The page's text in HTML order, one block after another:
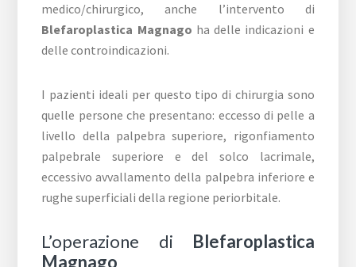
medico/chirurgico, anche l’intervento di
Blefaroplastica Magnago ha delle indicazioni e
delle controindicazioni.
I pazienti ideali per questo tipo di chirurgia sono
quelle persone che presentano: eccesso di pelle a
livello della palpebra superiore, rigonfiamento
palpebrale superiore e del solco lacrimale,
eccessivo avvallamento della palpebra inferiore e
rughe superficiali della regione periorbitale.
L’operazione di Blefaroplastica
Magnago